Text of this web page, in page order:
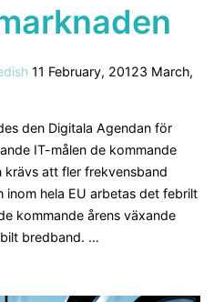
Posted
11 February, 20123 March,
den Digitala Agendan för
IT-målen de kommande
krävs att fler frekvensband
hela EU arbetas det febrilt
kommande årens växande
bredband. …